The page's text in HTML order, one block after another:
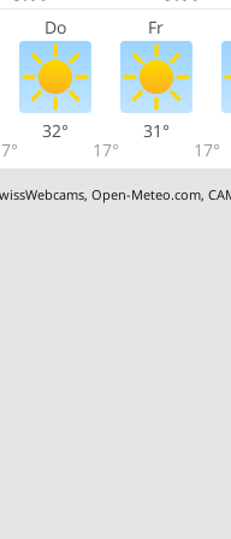
Do Fr
32°
17°
31°
17°
,Open-Meteo.com,